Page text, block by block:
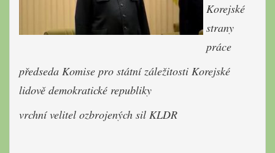
Korejské
strany
práce
předseda Komise pro státní záležitosti Korejské
lidově demokratické republiky
vrchní velitel ozbrojených sil KLDR